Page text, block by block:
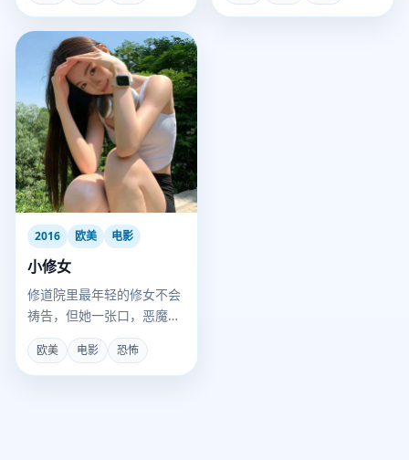
2016 欧美 电影
小修女
修道院里最年轻的修女不会
祷告，但她一张口，恶魔就
会从神像眼睛里流泪。
欧美 电影 恐怖